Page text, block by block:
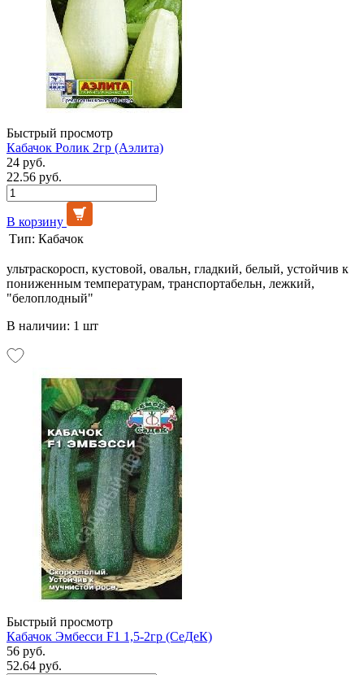
Быстрый просмотр
Кабачок Ролик 2гр (Аэлита)
24 руб.
22.56 руб.
В корзину
Тип: Кабачок
ультраскоросп, кустовой, овальн, гладкий, белый, устойчив к
пониженным температурам, транспортабельн, лежкий,
"белоплодный"
В наличии: 1 шт
Быстрый просмотр
Кабачок Эмбесси F1 1,5-2гр (СеДеК)
56 руб.
52.64 руб.